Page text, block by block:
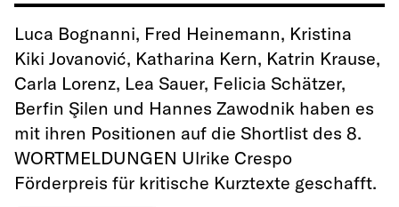
Luca Bognanni, Fred Heinemann, Kristina
Kiki Jovanović, Katharina Kern, Katrin Krause,
Carla Lorenz, Lea Sauer, Felicia Schätzer,
Berfin Şilen und Hannes Zawodnik haben es
mit ihren Positionen auf die Shortlist des 8.
WORTMELDUNGEN Ulrike Crespo
Förderpreis für kritische Kurztexte geschafft.